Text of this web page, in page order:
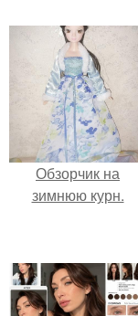
Обзорчик на
зимнюю курн.